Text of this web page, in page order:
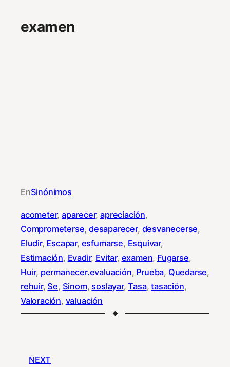
examen
EnSinónimos
acometer, aparecer, apreciación
Comprometerse, desaparecer, desvanecerse
Eludir, Escapar, esfumarse, Esquivar
Estimación, Evadir, Evitar, examen, Fugarse
Huir, permanecer.evaluación, Prueba, Quedarse
rehuir, Se, Sinom, soslayar, Tasa, tasación
Valoración, valuación
NEXT